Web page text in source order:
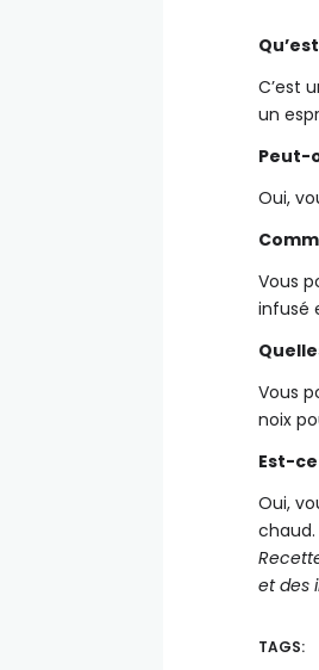
C’est
un
Peut-
Oui,
Vous
infusé
Vous
noix
Est-
Oui,
chaud.
et des
TAGS: